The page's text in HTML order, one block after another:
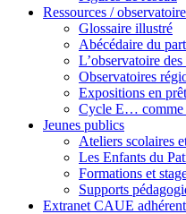
Ressources /
Glossaire illustré
Abécédaire du
L’observatoire
Observatoires
Expositions en prêt
Cycle E… comme
Jeunes publics
Ateliers scolaires
Les Enfants du
Formations et
Supports
Extranet CAUE